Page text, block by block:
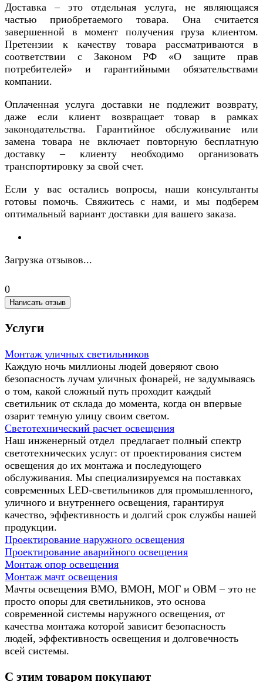
Доставка – это отдельная услуга, не являющаяся
частью приобретаемого товара. Она считается
завершенной в момент получения груза клиентом.
Претензии к качеству товара рассматриваются в
соответствии с Законом РФ «О защите прав
потребителей» и гарантийными обязательствами
компании.
Оплаченная услуга доставки не подлежит возврату,
даже если клиент возвращает товар в рамках
законодательства. Гарантийное обслуживание или
замена товара не включает повторную бесплатную
доставку – клиенту необходимо организовать
транспортировку за свой счет.
Если у вас остались вопросы, наши консультанты
готовы помочь. Свяжитесь с нами, и мы подберем
оптимальный вариант доставки для вашего заказа.
Загрузка отзывов...
0
Написать отзыв
Услуги
Монтаж уличных светильников
Каждую ночь миллионы людей доверяют свою
безопасность лучам уличных фонарей, не задумываясь
о том, какой сложный путь проходит каждый
светильник от склада до момента, когда он впервые
озарит темную улицу своим светом.
Светотехнический расчет освещения
Наш инженерный отдел предлагает полный спектр
светотехнических услуг: от проектирования систем
освещения до их монтажа и последующего
обслуживания. Мы специализируемся на поставках
современных LED-светильников для промышленного,
уличного и внутреннего освещения, гарантируя
качество, эффективность и долгий срок службы нашей
продукции.
Проектирование наружного освещения
Проектирование аварийного освещения
Монтаж опор освещения
Монтаж мачт освещения
Мачты освещения ВМО, ВМОН, МОГ и ОВМ – это не
просто опоры для светильников, это основа
современной системы наружного освещения, от
качества монтажа которой зависит безопасность
людей, эффективность освещения и долговечность
всей системы.
С этим товаром покупают